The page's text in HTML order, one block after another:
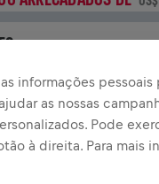
fazer a diferença!
sobre lesões na
informações
as nossas
Pode
à direita. Para mais